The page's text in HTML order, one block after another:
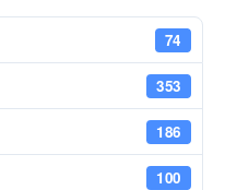
74
353
186
100